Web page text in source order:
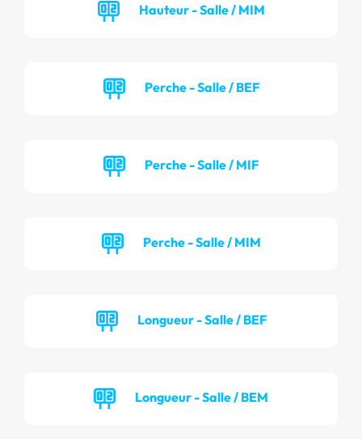
Hauteur - Salle / MIM
Perche - Salle / BEF
Perche - Salle / MIF
Perche - Salle / MIM
Longueur - Salle / BEF
Longueur - Salle / BEM